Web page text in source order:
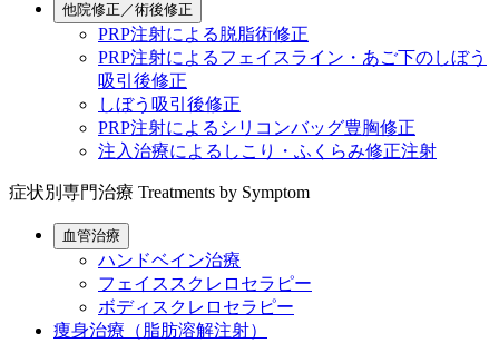
他院修正／術後修正
PRP注射による脱脂術修正
PRP注射によるフェイスライン・あご下のしぼう
吸引後修正
しぼう吸引後修正
PRP注射によるシリコンバッグ豊胸修正
注入治療によるしこり・ふくらみ修正注射
症状別専門治療 Treatments by Symptom
血管治療
ハンドベイン治療
フェイススクレロセラピー
ボディスクレロセラピー
痩身治療（脂肪溶解注射）